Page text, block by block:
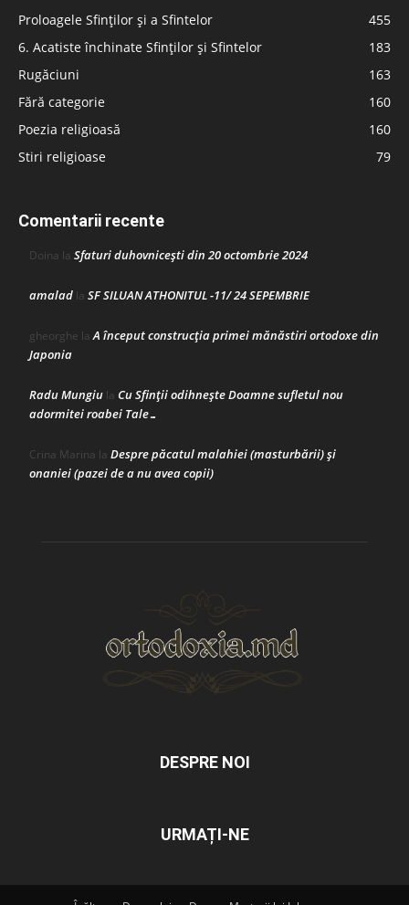
Proloagele Sfinților și a Sfintelor
455
6. Acatiste închinate Sfinților și Sfintelor
183
Rugăciuni
163
Fără categorie
160
Poezia religioasă
160
Stiri religioase
79
Comentarii recente
Doina la Sfaturi duhovnicești din 20 octombrie 2024
amalad la SF SILUAN ATHONITUL -11/ 24 SEPEMBRIE
gheorghe laA început construcţia primei mănăstiri ortodoxe din
Japonia
Radu Mungiu la Cu Sfinții odihnește Doamne sufletul nou
adormitei roabei Tale…
Crina Marina la Despre păcatul malahiei (masturbării) şi
onaniei (pazei de a nu avea copii)
DESPRE NOI
URMAȚI-NE